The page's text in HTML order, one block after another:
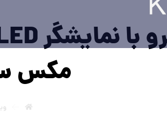
مکس سال